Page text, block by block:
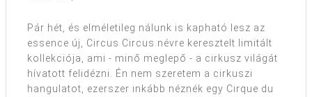
Pár hét, és elméletileg nálunk is kapható lesz az
essence új, Circus Circus névre keresztelt limitált
kollekciója, ami - minő meglepő - a cirkusz világát
hívatott felidézni. Én nem szeretem a cirkuszi
hangulatot, ezerszer inkább néznék egy Cirque du